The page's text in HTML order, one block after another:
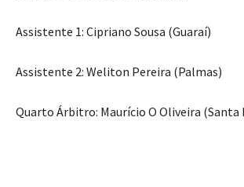
Assistente 1: Cipriano Sousa (Guaraí)
Assistente 2: Weliton Pereira (Palmas)
Quarto Árbitro: Maurício O Oliveira (Santa